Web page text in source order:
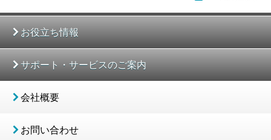
お役立ち情報
サポート・サービスのご案内
会社概要
お問い合わせ